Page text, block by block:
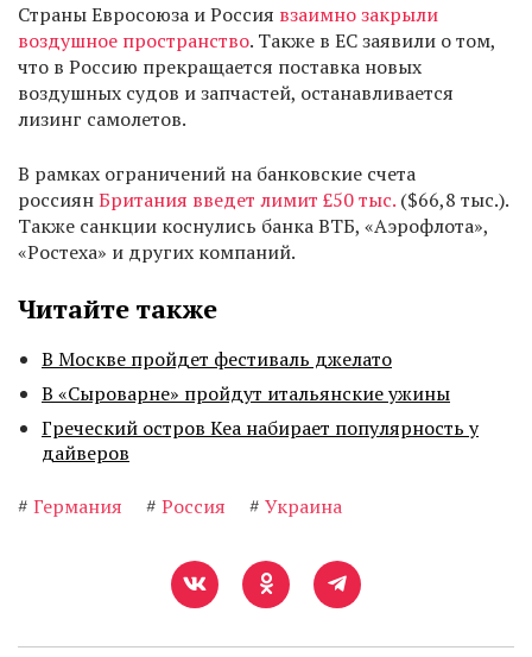
Страны Евросоюза и Россия взаимно закрыли
воздушное пространство. Также в ЕС заявили о том,
что в Россию прекращается поставка новых
воздушных судов и запчастей, останавливается
лизинг самолетов.
В рамках ограничений на банковские счета
россиянБритания введет лимит £50 тыс. ($66,8 тыс.).
Также санкции коснулись банка ВТБ, «Аэрофлота»,
«Ростеха» и других компаний.
Читайте также
В Москве пройдет фестиваль джелато
В «Сыроварне» пройдут итальянские ужины
Греческий остров Кеа набирает популярность у
дайверов
# Германия # Россия # Украина